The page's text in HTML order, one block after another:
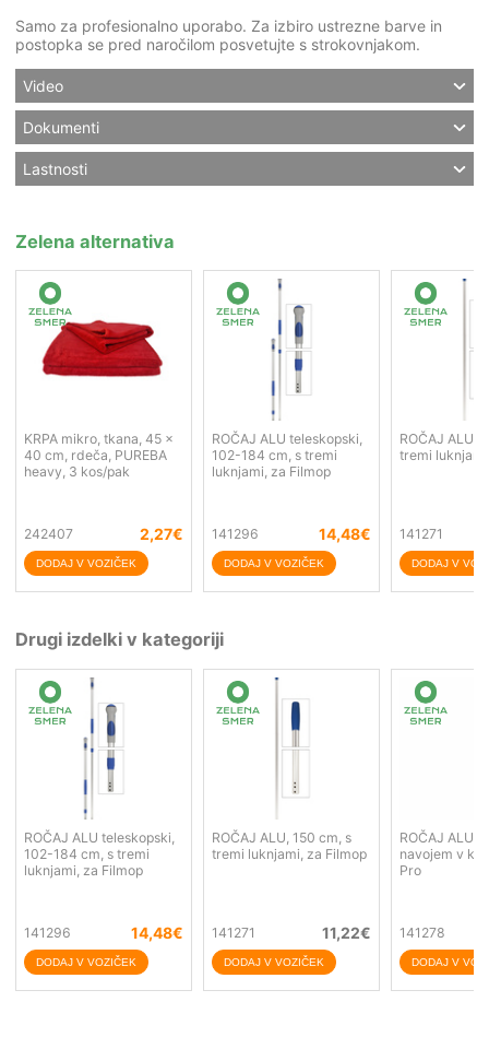
Samo za profesionalno uporabo. Za izbiro ustrezne barve in
postopka se pred naročilom posvetujte s strokovnjakom.
Video
Dokumenti
Lastnosti
Zelena alternativa
KRPA mikro, tkana, 45 x
40 cm, rdeča, PUREBA
heavy, 3 kos/pak
242407 2,27€
ROČAJ ALU teleskopski,
102-184 cm, s tremi
luknjami, za Filmop
141296 14,48€
ROČAJ ALU,
tremi
141271
Drugi izdelki v kategoriji
ROČAJ ALU teleskopski,
102-184 cm, s tremi
luknjami, za Filmop
141296 14,48€
ROČAJ ALU, 150 cm, s
tremi luknjami, za Filmop
141271 11,22€
ROČAJ ALU,
navojem v
Pro
141278